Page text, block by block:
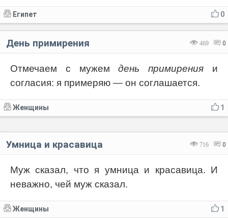
0
Египет
469 0
День примирения
Отмечаем с мужемдень примирения и
согласия: я примеряю — он соглашается.
1
Женщины
716 0
Умница и красавица
Муж сказал, что я умница и красавица. И
неважно, чей муж сказал.
1
Женщины